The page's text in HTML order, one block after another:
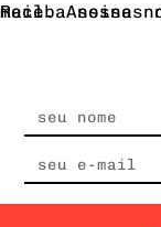
Receba nossas novidades e